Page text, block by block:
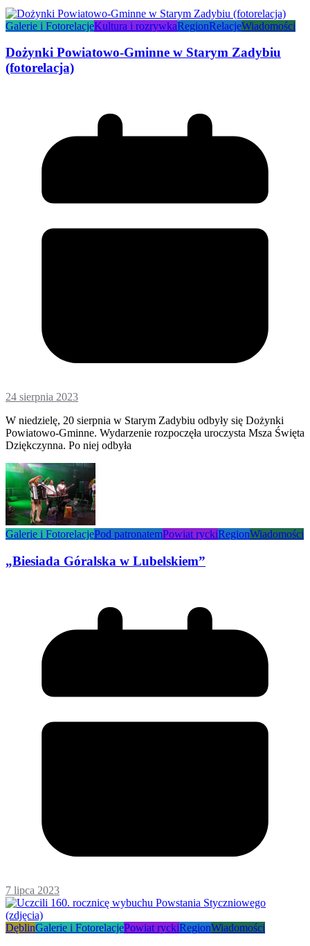
Galerie i FotorelacjeKultura i rozrywkaRegionRelacjeWiadomości
Dożynki Powiatowo-Gminne w Starym Zadybiu
(fotorelacja)
24 sierpnia 2023
W niedzielę, 20 sierpnia w Starym Zadybiu odbyły się Dożynki
Powiatowo-Gminne. Wydarzenie rozpoczęła uroczysta Msza Święta
Dziękczynna. Po niej odbyła
Galerie i FotorelacjePod patronatemPowiat ryckiRegionWiadomości
„Biesiada Góralska w Lubelskiem”
7 lipca 2023
DęblinGalerie i FotorelacjePowiat ryckiRegionWiadomości